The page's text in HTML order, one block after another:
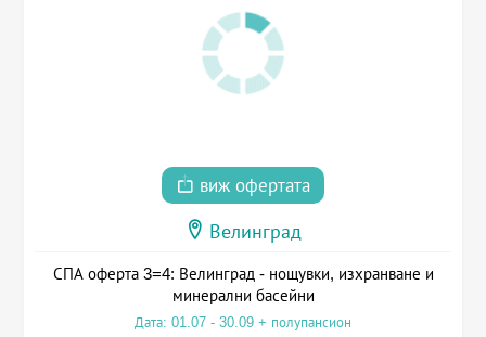
виж офертата
Велинград
СПА оферта 3=4: Велинград - нощувки, изхранване и
минерални басейни
Дата: 01.07 - 30.09 + полупансион